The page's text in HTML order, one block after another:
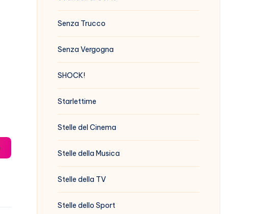
Senza Trucco
Senza Vergogna
SHOCK!
Starlettime
Stelle del Cinema
Stelle della Musica
Stelle della TV
Stelle dello Sport